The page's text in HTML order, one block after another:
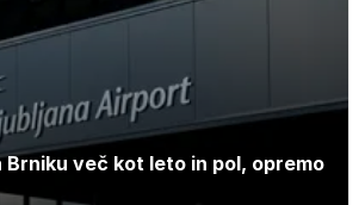
Brniku več kot leto in pol, opremo